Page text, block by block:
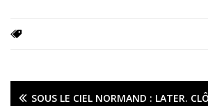
SOUS LE CIEL NORMAND : LATER.